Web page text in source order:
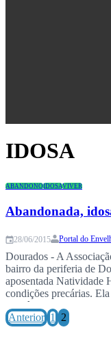
IDOSA
ABANDONOIDOSAVIVER
Abandonada,
28/06/2015 Portal do
Dourados - A
bairro da periferia de
aposentada Natividade
condições precárias.
residência foram
presidente da
Anterior 1 2